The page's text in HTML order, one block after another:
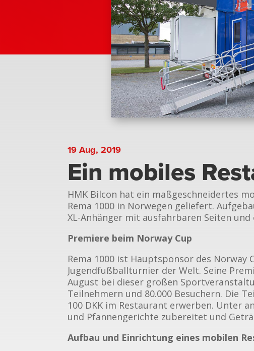
19 Aug, 2019
Ein mobiles
HMK Bilcon hat ein maßgeschneidertes
Rema 1000 in Norwegen geliefert.
XL-Anhänger mit ausfahrbaren Seiten
Premiere beim Norway Cup
Rema 1000 ist Hauptsponsor des Norway
Jugendfußballturnier der Welt. Seine
August bei dieser großen
Teilnehmern und 80.000 Besuchern. Die
100 DKK im Restaurant erwerben. Unter
und Pfannengerichte zubereitet und
Aufbau und Einrichtung eines mobilen